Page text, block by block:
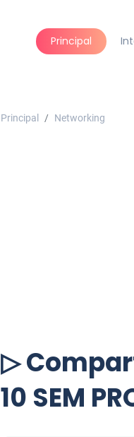
Principal
Principal Networking
▷
10 SEM